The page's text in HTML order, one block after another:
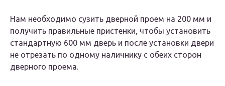
Нам необходимо сузить дверной проем на 200 мм и
получить правильные пристенки, чтобы установить
стандартную 600 мм дверь и после установки двери
не отрезать по одному наличнику с обеих сторон
дверного проема.